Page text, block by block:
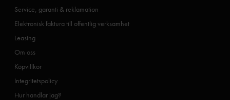
Service, garanti & reklamation
Elektronisk faktura till offentlig verksamhet
Leasing
Om oss
Köpvillkor
Integritetspolicy
Hur handlar jag?